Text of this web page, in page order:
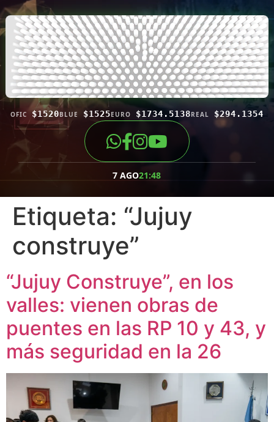
OFIC $1520BLUE $1525EURO $1734.5138REAL $294.1354
7 AGO21:48
Etiqueta: “Jujuy
construye”
“Jujuy Construye”, en los
valles: vienen obras de
puentes en las RP 10 y 43, y
más seguridad en la 26